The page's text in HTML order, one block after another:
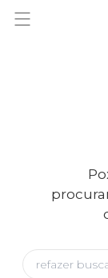
você merece